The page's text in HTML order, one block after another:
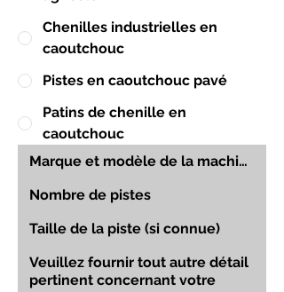
Chenilles industrielles en
caoutchouc
Pistes en caoutchouc pavé
Patins de chenille en
caoutchouc